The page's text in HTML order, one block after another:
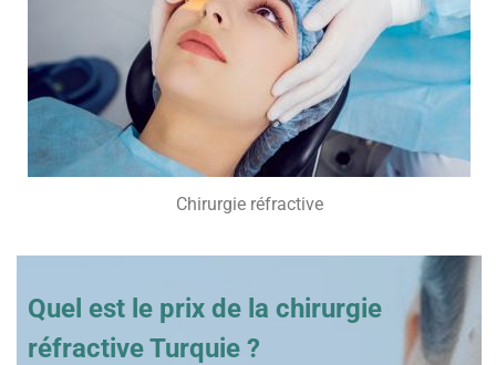
Chirurgie réfractive
Quel est le prix de la chirurgie
réfractive Turquie ?